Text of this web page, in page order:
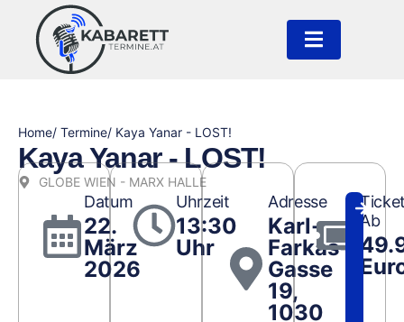
Home/ Termine/ Kaya Yanar - LOST!
Kaya Yanar - LOST!
GLOBE WIEN - MARX HALLE
Datum
22.
März
2026
Uhrzeit
13:30
Uhr
Adresse
Karl-
Farkas-
Gasse
19,
1030
Ab